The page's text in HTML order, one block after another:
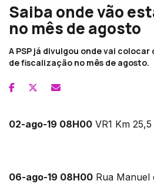
Saiba onde vão
no mês de agosto
A PSP já divulgou onde vai
de fiscalização no mês de agosto.
02-ago-19 08H00 VR1 Km
06-ago-19 08H00 Rua Manuel